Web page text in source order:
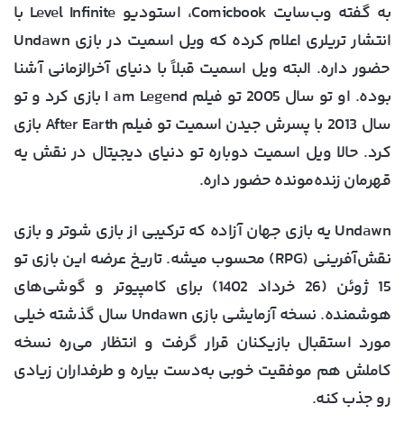
به گفته وب‌سایت Comicbook، استودیو Level Infinite با
انتشار تریلری اعلام کرده که ویل اسمیت در بازی Undawn
حضور داره. البته ویل اسمیت قبلاً با دنیای آخرالزمانی آشنا
بوده. او تو سال 2005 تو فیلم I am Legend بازی کرد و تو
سال 2013 با پسرش جیدن اسمیت تو فیلم After Earth بازی
کرد. حالا ویل اسمیت دوباره تو دنیای دیجیتال در نقش یه
قهرمان زنده‌مونده حضور داره.
Undawn یه بازی جهان آزاده که ترکیبی از بازی شوتر و بازی
نقش‌آفرینی (RPG) محسوب میشه. تاریخ عرضه این بازی تو
15 ژوئن (26 خرداد 1402) برای کامپیوتر و گوشی‌های
هوشمنده. نسخه آزمایشی بازی Undawn سال گذشته خیلی
مورد استقبال بازیکنان قرار گرفت و انتظار می‌ره نسخه
کاملش هم موفقیت خوبی به‌دست بیاره و طرفداران زیادی
رو جذب کنه.